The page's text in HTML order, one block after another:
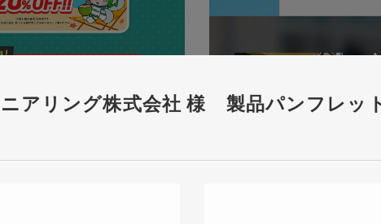
アリング株式会社 様 製品パンフレッ